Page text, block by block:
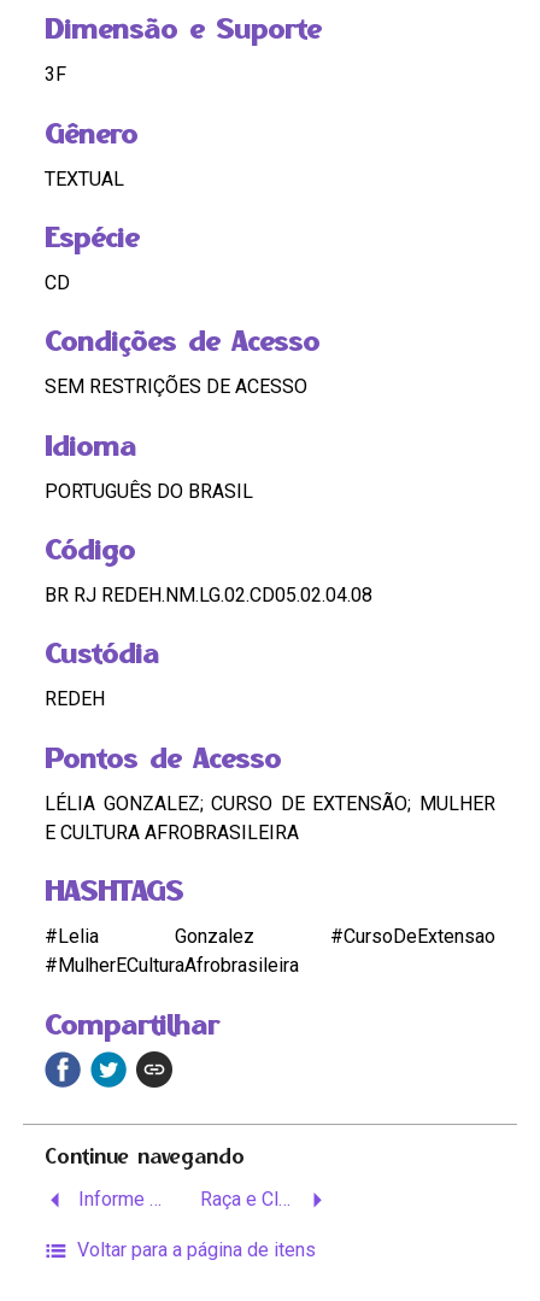
Compartilhar
Dimensão e Suporte
3F
Gênero
TEXTUAL
Espécie
CD
Condições de Acesso
SEM RESTRIÇÕES DE ACESSO
Idioma
PORTUGUÊS DO BRASIL
Código
BR RJ REDEH.NM.LG.02.CD05.02.04.08
Custódia
REDEH
Pontos de Acesso
LÉLIA GONZALEZ; CURSO DE EXTENSÃO; MULHER
E CULTURA AFROBRASILEIRA
HASHTAGS
#Lelia Gonzalez #CursoDeExtensao
#MulherECulturaAfrobrasileira
Continue navegando
Informe Mulher, Nº 8 Raça e Classe, Ano 2, Nº 5
Voltar para a página de itens